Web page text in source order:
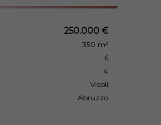
250.000 €
350 m²
6
4
Vicoli
Abruzzo